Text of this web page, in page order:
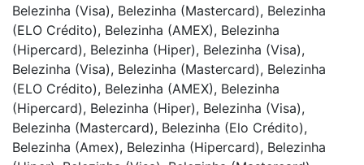
Belezinha (Visa), Belezinha (Mastercard), Belezinha
(ELO Crédito), Belezinha (AMEX), Belezinha
(Hipercard), Belezinha (Hiper), Belezinha (Visa),
Belezinha (Visa), Belezinha (Mastercard), Belezinha
(ELO Crédito), Belezinha (AMEX), Belezinha
(Hipercard), Belezinha (Hiper), Belezinha (Visa),
Belezinha (Mastercard), Belezinha (Elo Crédito),
Belezinha (Amex), Belezinha (Hipercard), Belezinha